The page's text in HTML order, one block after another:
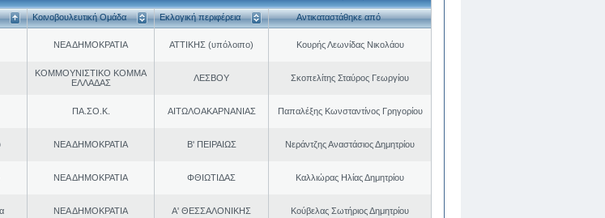
Κοινοβουλευτική Ομάδα Εκλογική περιφέρεια Αντικαταστάθηκε από
ΝΕΑ ΔΗΜΟΚΡΑΤΙΑ ΑΤΤΙΚΗΣ (υπόλοιπο) Κουρής Λεωνίδας Νικολάου
ΚΟΜΜΟΥΝΙΣΤΙΚΟ ΚΟΜΜΑ
ΕΛΛΑΔΑΣ
ΛΕΣΒΟΥ Σκοπελίτης Σταύρος Γεωργίου
ΠΑ.ΣΟ.Κ. ΑΙΤΩΛΟΑΚΑΡΝΑΝΙΑΣ Παπαλέξης Κωνσταντίνος Γρηγορίου
ΝΕΑ ΔΗΜΟΚΡΑΤΙΑ Β' ΠΕΙΡΑΙΩΣ Νεράντζης Αναστάσιος Δημητρίου
ΝΕΑ ΔΗΜΟΚΡΑΤΙΑ ΦΘΙΩΤΙΔΑΣ Καλλιώρας Ηλίας Δημητρίου
ΝΕΑ ΔΗΜΟΚΡΑΤΙΑ Α' ΘΕΣΣΑΛΟΝΙΚΗΣ Κούβελας Σωτήριος Δημητρίου